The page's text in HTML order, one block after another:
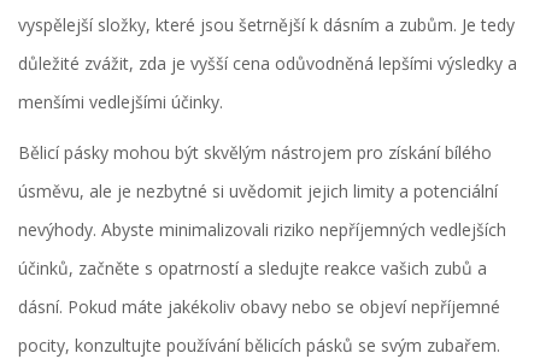
vyspělejší složky, které jsou šetrnější k dásním a zubům. Je tedy
důležité zvážit, zda je vyšší cena odůvodněná lepšími výsledky a
menšími vedlejšími účinky.
Bělicí pásky mohou být skvělým nástrojem pro získání bílého
úsměvu, ale je nezbytné si uvědomit jejich limity a potenciální
nevýhody. Abyste minimalizovali riziko nepříjemných vedlejších
účinků, začněte s opatrností a sledujte reakce vašich zubů a
dásní. Pokud máte jakékoliv obavy nebo se objeví nepříjemné
pocity, konzultujte používání bělicích pásků se svým zubařem.